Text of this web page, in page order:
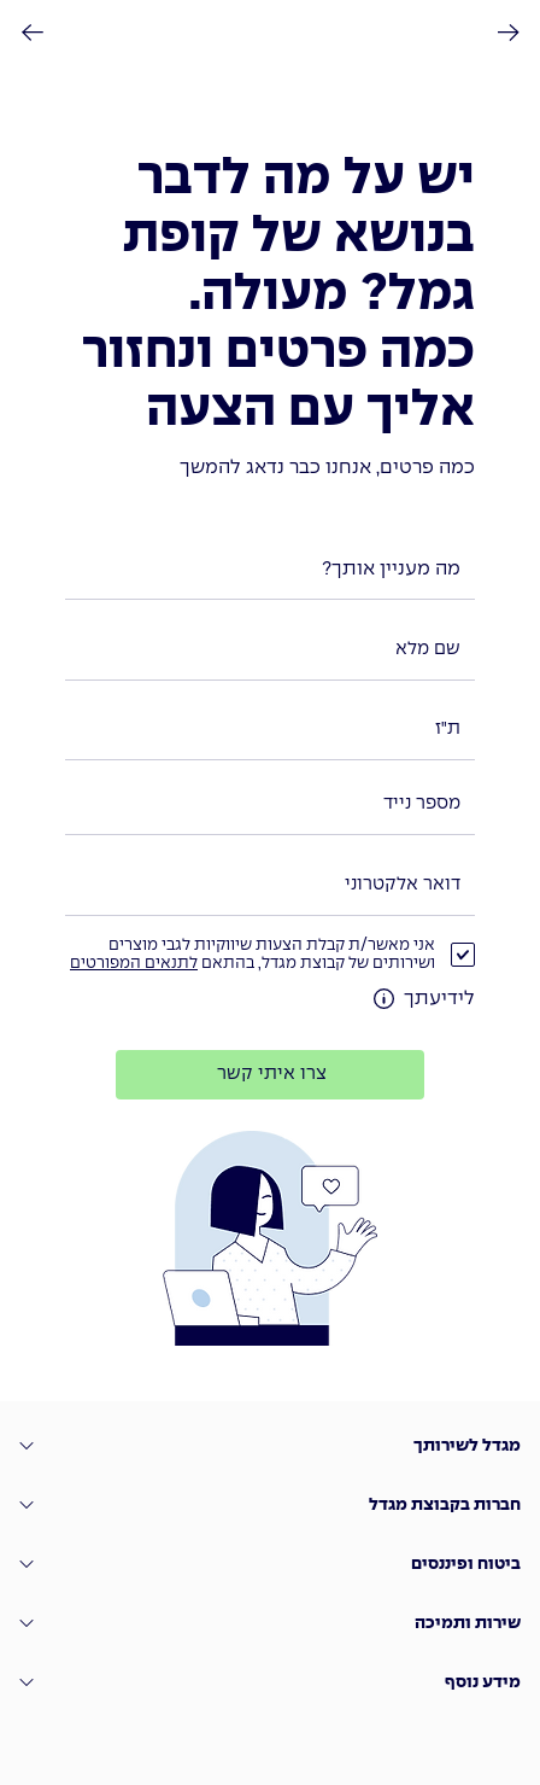
יש על מה לדבר
בנושא של קופת
גמל? מעולה.
כמה פרטים ונחזור
אליך עם הצעה
כמה פרטים, אנחנו כבר נדאג להמשך
מה מעניין אותך?
אני מאשר/ת קבלת הצעות שיווקיות לגבי מוצרים
ושירותים של קבוצת מגדל, בהתאם לתנאים המפורטים
לידיעתך
צרו איתי קשר
מגדל לשירותך
חברות בקבוצת מגדל
ביטוח ופיננסים
שירות ותמיכה
מידע נוסף